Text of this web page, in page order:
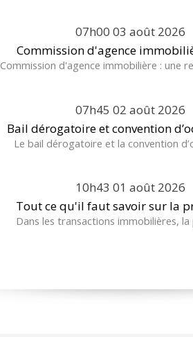
07h00 03 août 2026
Commission d'agence
Commission d'agence immobilière : une
07h45 02 août 2026
Bail dérogatoire et convention
Le bail dérogatoire et la convention
10h43 01 août 2026
Tout ce qu'il faut savoir sur la
Dans les transactions immobilières, la